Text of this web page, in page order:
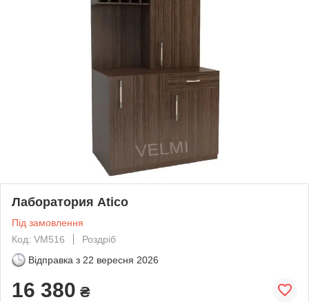
Лаборатория Atico
Під замовлення
Код: VM516
Роздріб
Відправка з 22 вересня 2026
16 380 ₴